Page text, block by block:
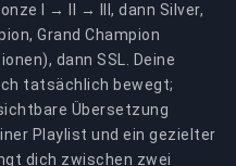
I → II → III, dann Silver,
Grand Champion
dann SSL. Deine
tatsächlich bewegt;
Übersetzung
Playlist und ein gezielter
dich zwischen zwei